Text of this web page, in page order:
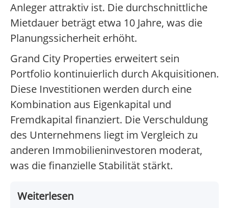
Anleger attraktiv ist. Die durchschnittliche
Mietdauer beträgt etwa 10 Jahre, was die
Planungssicherheit erhöht.
Grand City Properties erweitert sein
Portfolio kontinuierlich durch Akquisitionen.
Diese Investitionen werden durch eine
Kombination aus Eigenkapital und
Fremdkapital finanziert. Die Verschuldung
des Unternehmens liegt im Vergleich zu
anderen Immobilieninvestoren moderat,
was die finanzielle Stabilität stärkt.
Weiterlesen